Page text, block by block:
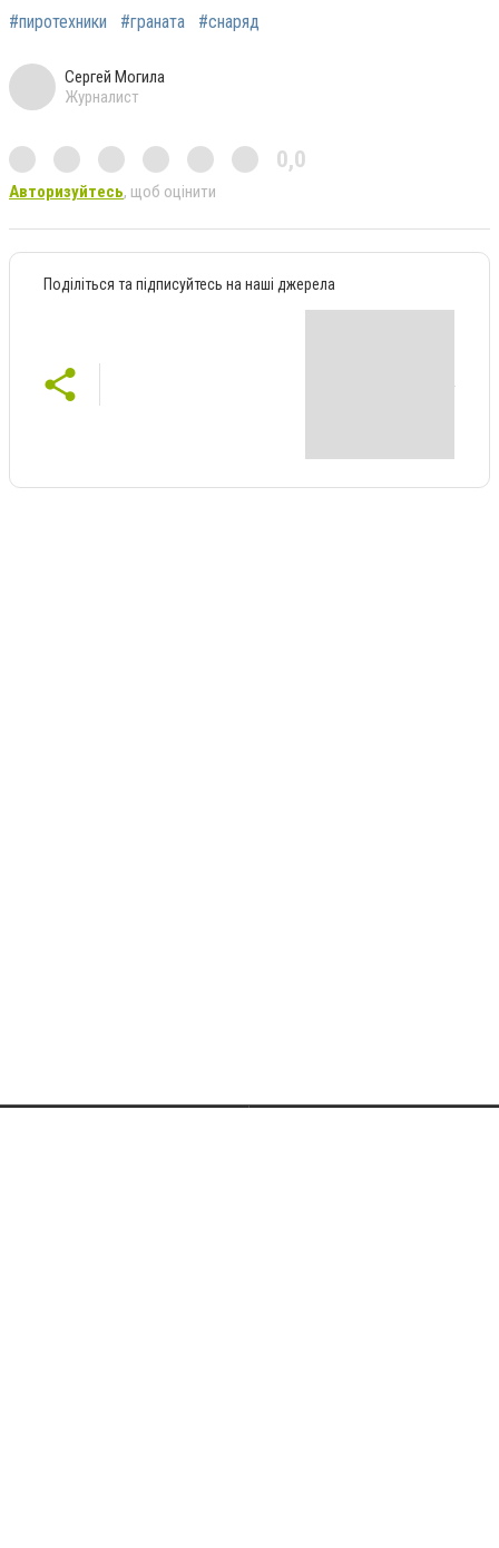
#пиротехники
#граната #снаряд
Сергей Могила
Журналист
0,0
Авторизуйтесь, щоб оцінити
Поділіться та підписуйтесь на наші джерела